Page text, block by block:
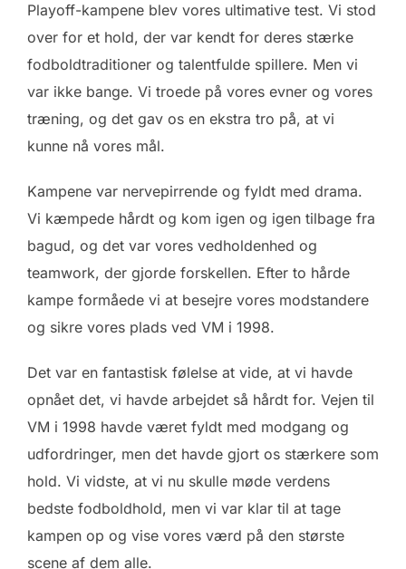
Playoff-kampene blev vores ultimative test. Vi stod
over for et hold, der var kendt for deres stærke
fodboldtraditioner og talentfulde spillere. Men vi
var ikke bange. Vi troede på vores evner og vores
træning, og det gav os en ekstra tro på, at vi
kunne nå vores mål.
Kampene var nervepirrende og fyldt med drama.
Vi kæmpede hårdt og kom igen og igen tilbage fra
bagud, og det var vores vedholdenhed og
teamwork, der gjorde forskellen. Efter to hårde
kampe formåede vi at besejre vores modstandere
og sikre vores plads ved VM i 1998.
Det var en fantastisk følelse at vide, at vi havde
opnået det, vi havde arbejdet så hårdt for. Vejen til
VM i 1998 havde været fyldt med modgang og
udfordringer, men det havde gjort os stærkere som
hold. Vi vidste, at vi nu skulle møde verdens
bedste fodboldhold, men vi var klar til at tage
kampen op og vise vores værd på den største
scene af dem alle.